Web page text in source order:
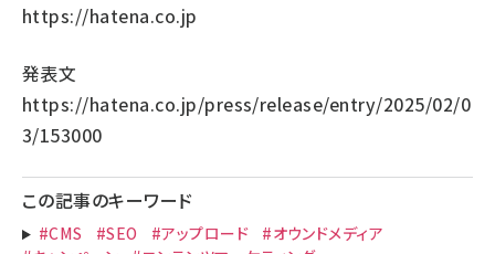
https://hatena.co.jp
発表文
https://hatena.co.jp/press/release/entry/2025/02/0
3/153000
この記事のキーワード
#CMS #SEO #アップロード
#オウンドメディア